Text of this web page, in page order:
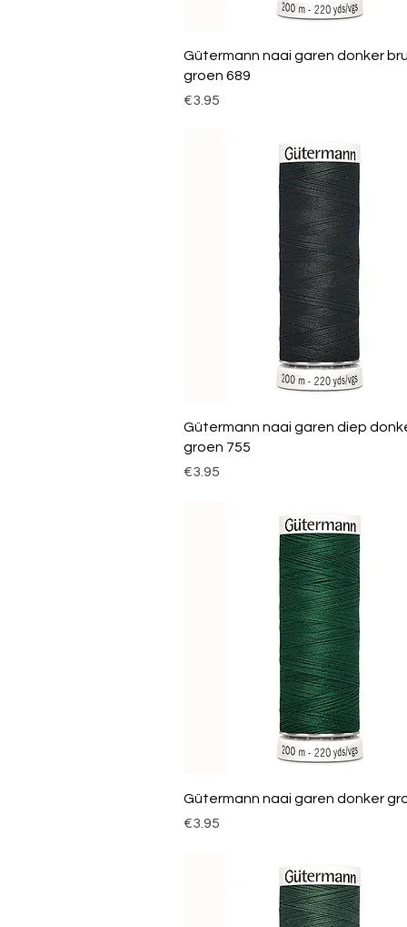
Gütermann naai garen donker
groen 689
Price
€3.95
Gütermann naai garen diep
groen 755
Price
€3.95
Gütermann naai garen donker
Price
€3.95